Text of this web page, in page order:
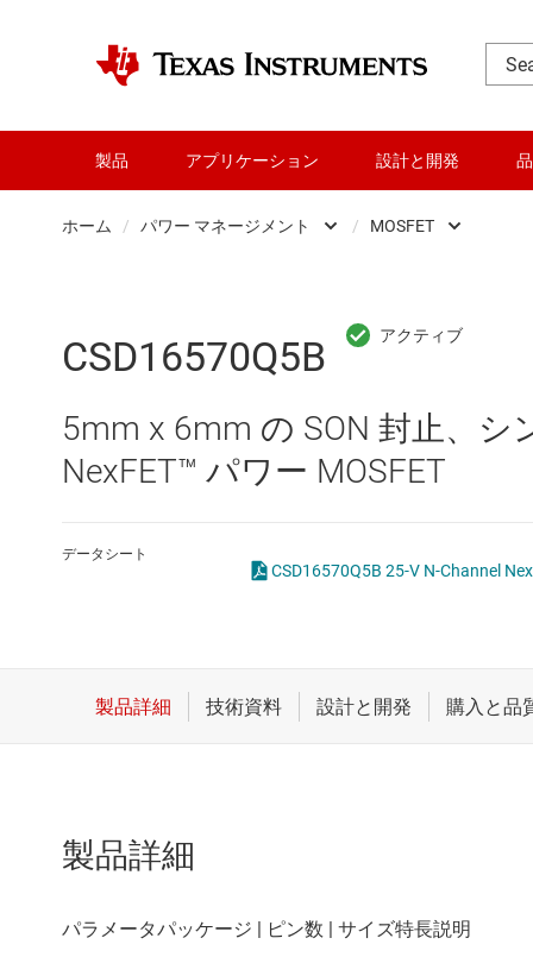
製品 アプリケーション 設計と開発
ホーム / パワー マネージメント
RF とマイクロ波
インターフェイス
オーディオ、ハプティクス、および
ダイ / ウェハー サービス
/ MOSFET
DDR
CSD16570Q5B
5mm x 6mm の SON 封止、
NexFET™ パワー MOSFET
データシート
製品詳細